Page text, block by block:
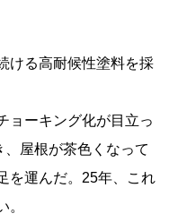
ける高耐候性塗料を採
ョーキング化が目立っ
屋根が茶色くなって
を運んだ。25年、これ
。